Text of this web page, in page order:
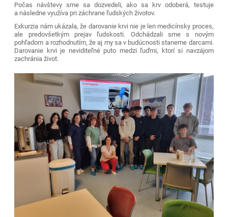
Počas návštevy sme sa dozvedeli, ako sa krv odoberá, testuje
a následne využíva pri záchrane ľudských životov.
Exkurzia nám ukázala, že darovanie krvi nie je len medicínsky proces,
ale predovšetkým prejav ľudskosti. Odchádzali sme s novým
pohľadom a rozhodnutím, že aj my sa v budúcnosti staneme darcami.
Darovanie krvi je neviditeľné puto medzi ľuďmi, ktorí si navzájom
zachránia život.